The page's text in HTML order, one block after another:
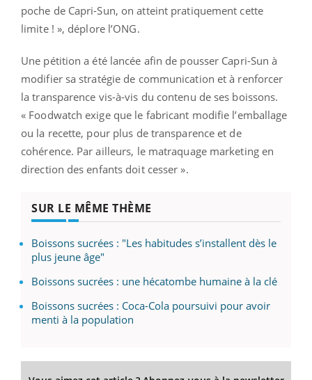
poche de Capri-Sun, on atteint pratiquement cette
limite ! », déplore l’ONG.
Une pétition a été lancée afin de pousser Capri-Sun à
modifier sa stratégie de communication et à renforcer
la transparence vis-à-vis du contenu de ses boissons.
« Foodwatch exige que le fabricant modifie l’emballage
ou la recette, pour plus de transparence et de
cohérence. Par ailleurs, le matraquage marketing en
direction des enfants doit cesser ».
SUR LE MÊME THÈME
Boissons sucrées : "Les habitudes s’installent dès le
plus jeune âge"
Boissons sucrées : une hécatombe humaine à la clé
Boissons sucrées : Coca-Cola poursuivi pour avoir
menti à la population